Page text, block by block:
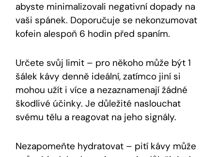
abyste minimalizovali⁣ negativní dopady na
‌vaši spánek. ​Doporučuje se nekonzumovat
kofein alespoň 6 ​hodin před spaním.
Určete svůj limit – pro někoho může být 1
šálek kávy denně ideální, zatímco jiní si
mohou užít i více a nezaznamenají žádné
škodlivé účinky. Je důležité naslouchat
svému‌ tělu a ⁣reagovat ​na jeho ⁢signály.
Nezapomeňte hydratovat – pití ⁢kávy může